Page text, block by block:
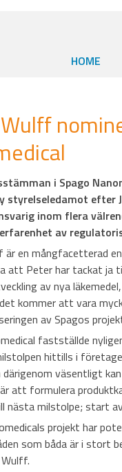
HOME
i Spago
efter
inom flera
av
är en mångfacetterad
att Peter har tackat ja
av nya
kommer att vara
av Spagos
fastställde
hittills i
väsentligt
att formulera
nästa milstolpe; start
projekt har
som båda är i